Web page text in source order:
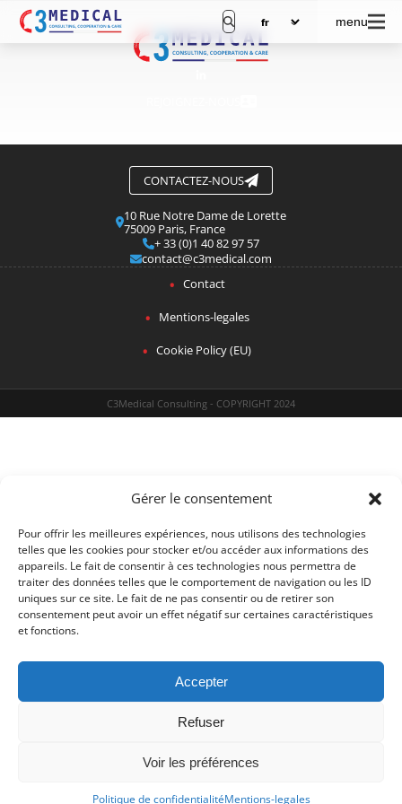
Gérer le consentement
Pour offrir les meilleures expériences, nous utilisons des technologies
telles que les cookies pour stocker et/ou accéder aux informations des
appareils. Le fait de consentir à ces technologies nous permettra de
traiter des données telles que le comportement de navigation ou les ID
uniques sur ce site. Le fait de ne pas consentir ou de retirer son
consentement peut avoir un effet négatif sur certaines caractéristiques
et fonctions.
Accepter
Refuser
Voir les préférences
Politique de confidentialitéMentions-legales
menu
CONTACTEZ-NOUS
10 Rue Notre Dame de Lorette
75009 Paris, France
+ 33 (0)1 40 82 97 57
contact@c3medical.com
Contact
Mentions-legales
Cookie Policy (EU)
C3Medical Consulting - COPYRIGHT 2024